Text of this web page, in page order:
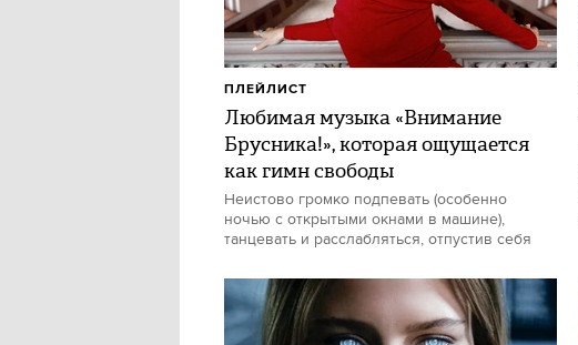
Любимая музыка «Внимание
Брусника!», которая ощущается
как гимн свободы
Неистово громко подпевать (особенно
ночью с открытыми окнами в машине),
танцевать и расслабляться, отпустив себя
ПЛЕЙЛИСТ